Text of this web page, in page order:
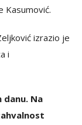
Kasumović.
izrazio je
i
Na